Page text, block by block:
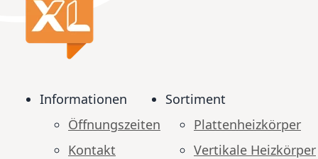
Informationen
Öffnungszeiten
Kontakt
Sortiment
Plattenheizkörper
Vertikale Heizkörper